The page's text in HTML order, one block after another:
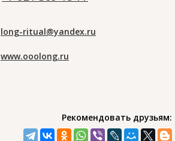
long-ritual@yandex.ru
www.ooolong.ru
Рекомендовать друзьям: